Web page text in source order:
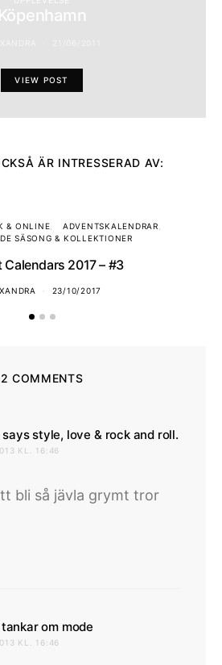
Köpenhamn
VIEW POST
ÄR INTRESSERAD AV:
& ONLINE
ADVENTSKALENDRAR
SÄSONG & KOLLEKTIONER
Calendars 2017 – #3
23/10/2017
2 COMMENTS
says style, love & rock and roll.
KL. 16:46
bli så jävla grymt tror
om mode
KL. 16:46